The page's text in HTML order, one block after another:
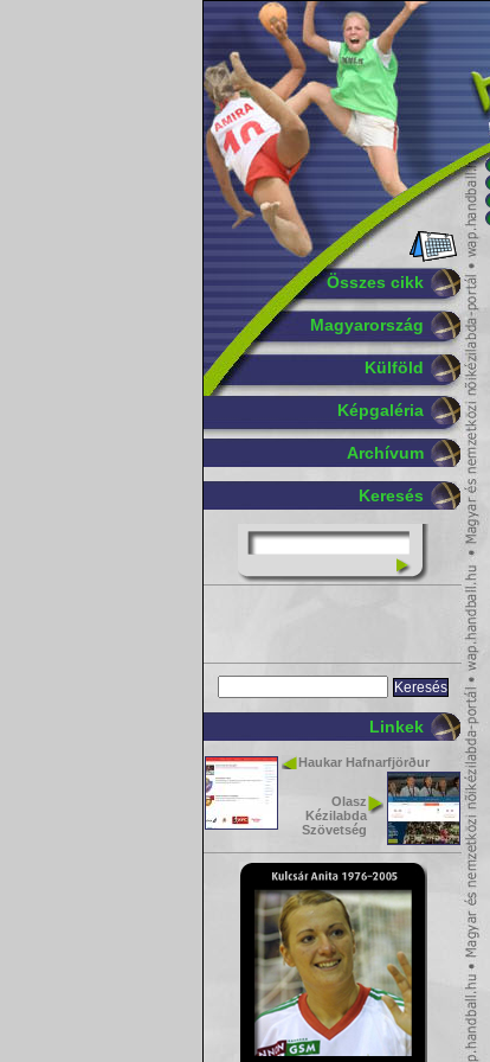
Összes cikk
Magyarország
Külföld
Képgaléria
Archívum
Keresés
Linkek
Haukar Hafnarfjörður
Olasz
Kézilabda
Szövetség